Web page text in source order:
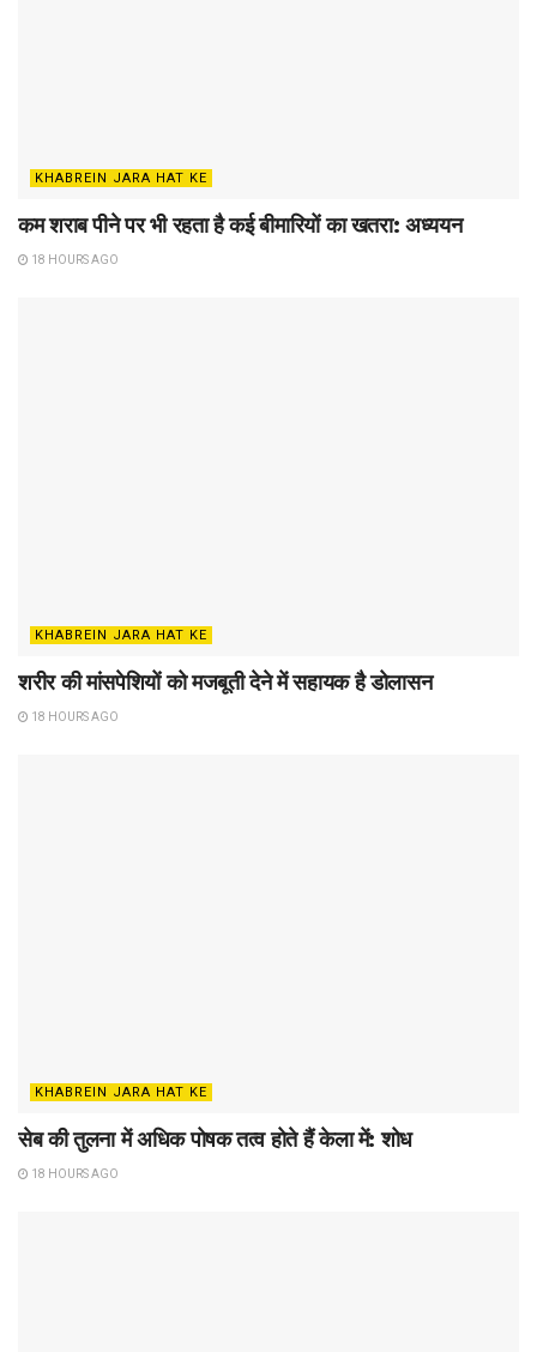
KHABREIN JARA HAT KE
कम शराब पीने पर भी रहता है कई बीमारियों का खतरा: अध्ययन
18 HOURS AGO
KHABREIN JARA HAT KE
शरीर की मांसपेशियों को मजबूती देने में सहायक है डोलासन
18 HOURS AGO
KHABREIN JARA HAT KE
सेब की तुलना में अधिक पोषक तत्व होते हैं केला में: शोध
18 HOURS AGO